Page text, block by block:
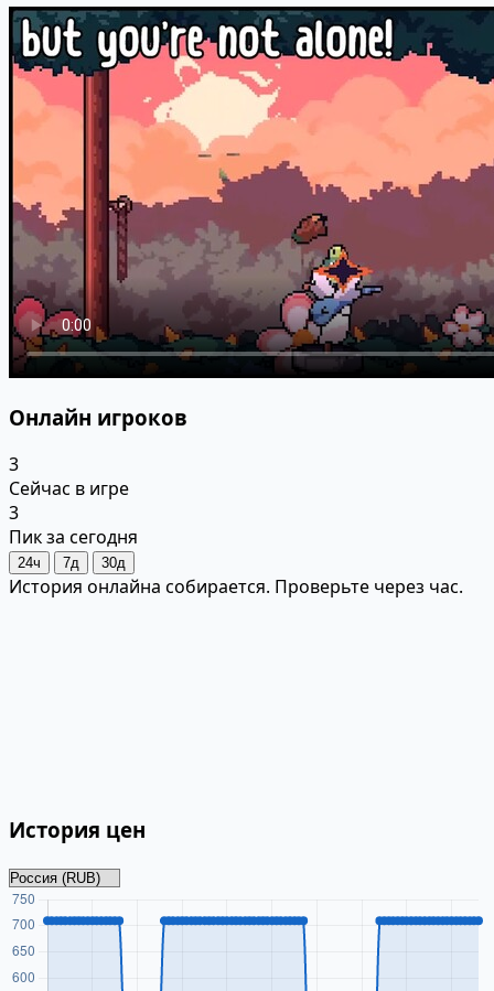
Онлайн игроков
3
Сейчас в игре
3
Пик за сегодня
24ч 7д 30д
История онлайна собирается. Проверьте через час.
История цен